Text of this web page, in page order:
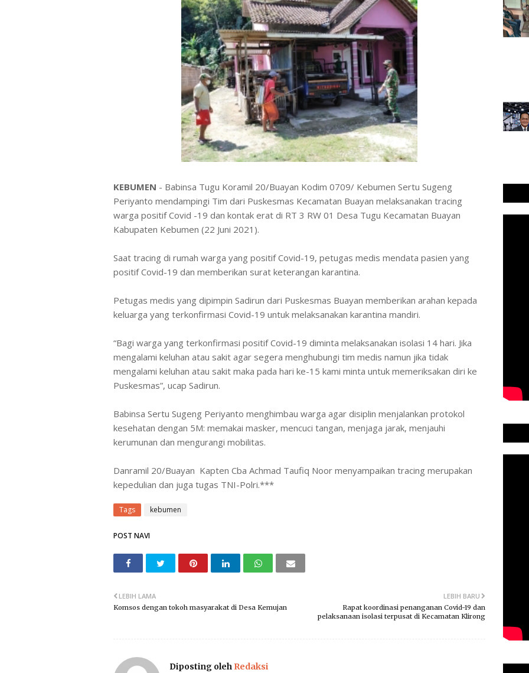
KEBUMEN - Babinsa Tugu Koramil 20/Buayan Kodim 0709/ Kebumen Sertu Sugeng
Periyanto mendampingi Tim dari Puskesmas Kecamatan Buayan melaksanakan tracing
warga positif Covid -19 dan kontak erat di RT 3 RW 01 Desa Tugu Kecamatan Buayan
Kabupaten Kebumen (22 Juni 2021).
Saat tracing di rumah warga yang positif Covid-19, petugas medis mendata pasien yang
positif Covid-19 dan memberikan surat keterangan karantina.
Petugas medis yang dipimpin Sadirun dari Puskesmas Buayan memberikan arahan kepada
keluarga yang terkonfirmasi Covid-19 untuk melaksanakan karantina mandiri.
“Bagi warga yang terkonfirmasi positif Covid-19 diminta melaksanakan isolasi 14 hari. Jika
mengalami keluhan atau sakit agar segera menghubungi tim medis namun jika tidak
mengalami keluhan atau sakit maka pada hari ke-15 kami minta untuk memeriksakan diri ke
Puskesmas”, ucap Sadirun.
Babinsa Sertu Sugeng Periyanto menghimbau warga agar disiplin menjalankan protokol
kesehatan dengan 5M: memakai masker, mencuci tangan, menjaga jarak, menjauhi
kerumunan dan mengurangi mobilitas.
Danramil 20/Buayan Kapten Cba Achmad Taufiq Noor menyampaikan tracing merupakan
kepedulian dan juga tugas TNI-Polri.***
Tags kebumen
POST NAVI
LEBIH BARU
Rapat koordinasi penanganan Covid-19 dan
pelaksanaan isolasi terpusat di Kecamatan Klirong
LEBIH LAMA
Komsos dengan tokoh masyarakat di Desa Kemujan
Diposting oleh Redaksi